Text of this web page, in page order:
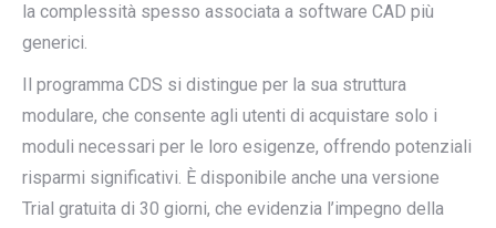
la complessità spesso associata a software CAD più
generici.
Il programma CDS si distingue per la sua struttura
modulare, che consente agli utenti di acquistare solo i
moduli necessari per le loro esigenze, offrendo potenziali
risparmi significativi. È disponibile anche una versione
Trial gratuita di 30 giorni, che evidenzia l’impegno della